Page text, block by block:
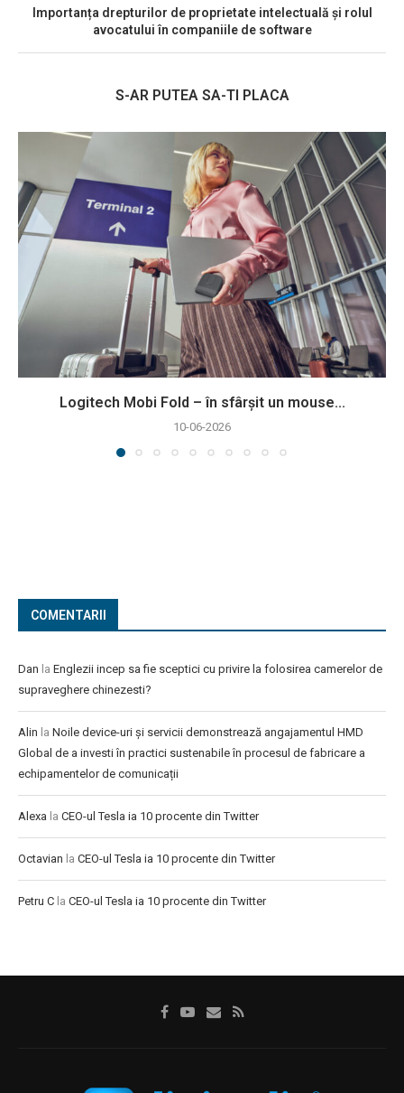
Importanța drepturilor de proprietate intelectuală și rolul
avocatului în companiile de software
S-AR PUTEA SA-TI PLACA
Logitech Mobi Fold – în sfârșit un mouse...
10-06-2026
COMENTARII
Dan la Englezii incep sa fie sceptici cu privire la folosirea camerelor de
supraveghere chinezesti?
Alin la Noile device-uri și servicii demonstrează angajamentul HMD
Global de a investi în practici sustenabile în procesul de fabricare a
echipamentelor de comunicații
Alexa la CEO-ul Tesla ia 10 procente din Twitter
Octavian la CEO-ul Tesla ia 10 procente din Twitter
Petru C la CEO-ul Tesla ia 10 procente din Twitter